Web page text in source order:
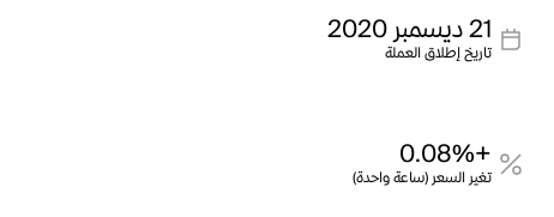
21 ديسمبر 2020
تاريخ إطلاق العملة
+0.08%
تغير السعر (ساعة واحدة)